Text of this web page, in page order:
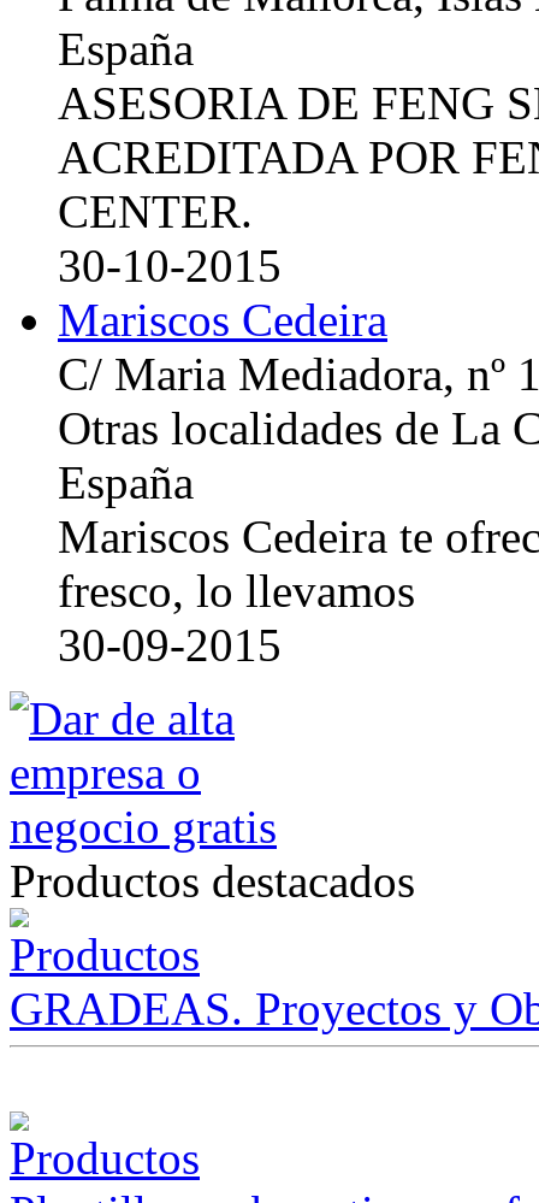
España
ASESORIA DE FENG
ACREDITADA POR
CENTER.
30-10-2015
Mariscos Cedeira
C/ Maria Mediadora, nº
Otras localidades de La
España
Mariscos Cedeira te
fresco, lo llevamos
30-09-2015
Productos destacados
GRADEAS. Proyectos y